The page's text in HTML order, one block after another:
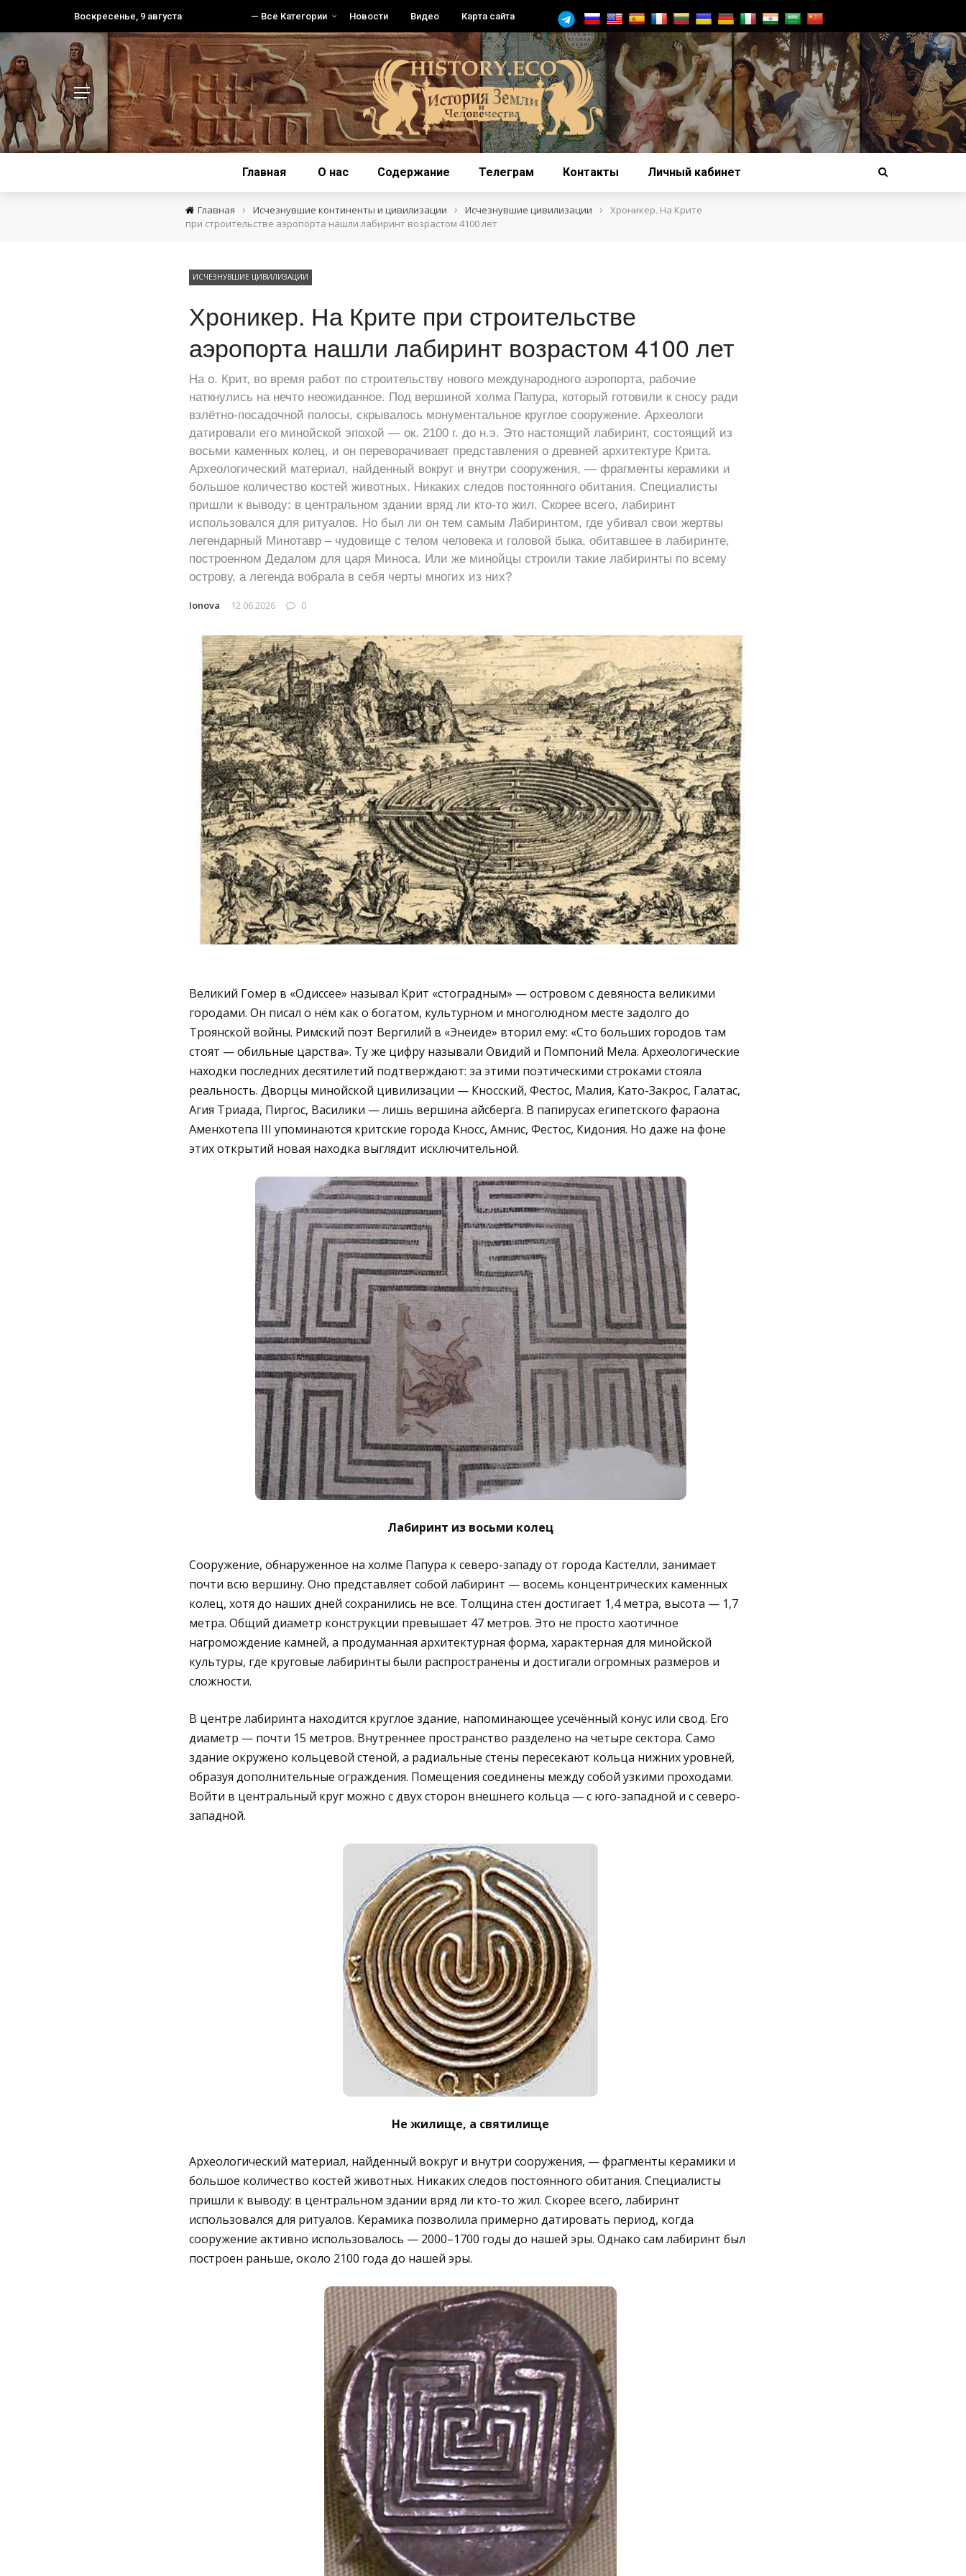
Воскресенье, 9 августа — Все Категории Новости Видео Карта сайта
Главная О нас Содержание Телеграм Контакты Личный кабинет
Главная › Исчезнувшие континенты и цивилизации › Исчезнувшие цивилизации ›
Хроникер. На Крите
при строительстве аэропорта нашли лабиринт возрастом 4100 лет
ИСЧЕЗНУВШИЕ ЦИВИЛИЗАЦИИ
Хроникер. На Крите при строительстве
аэропорта нашли лабиринт возрастом 4100 лет
На о. Крит, во время работ по строительству нового международного аэропорта, рабочие
наткнулись на нечто неожиданное. Под вершиной холма Папура, который готовили к сносу ради
взлётно-посадочной полосы, скрывалось монументальное круглое сооружение. Археологи
датировали его минойской эпохой — ок. 2100 г. до н.э. Это настоящий лабиринт, состоящий из
восьми каменных колец, и он переворачивает представления о древней архитектуре Крита.
Археологический материал, найденный вокруг и внутри сооружения, — фрагменты керамики и
большое количество костей животных. Никаких следов постоянного обитания. Специалисты
пришли к выводу: в центральном здании вряд ли кто-то жил. Скорее всего, лабиринт
использовался для ритуалов. Но был ли он тем самым Лабиринтом, где убивал свои жертвы
легендарный Минотавр – чудовище с телом человека и головой быка, обитавшее в лабиринте,
построенном Дедалом для царя Миноса. Или же минойцы строили такие лабиринты по всему
острову, а легенда вобрала в себя черты многих из них?
Ionova 12.06.2026 0
Великий Гомер в «Одиссее» называл Крит «стоградным» — островом с девяноста великими
городами. Он писал о нём как о богатом, культурном и многолюдном месте задолго до
Троянской войны. Римский поэт Вергилий в «Энеиде» вторил ему: «Сто больших городов там
стоят — обильные царства». Ту же цифру называли Овидий и Помпоний Мела. Археологические
находки последних десятилетий подтверждают: за этими поэтическими строками стояла
реальность. Дворцы минойской цивилизации — Кносский, Фестос, Малия, Като-Закрос, Галатас,
Агия Триада, Пиргос, Василики — лишь вершина айсберга. В папирусах египетского фараона
Аменхотепа III упоминаются критские города Кносс, Амнис, Фестос, Кидония. Но даже на фоне
этих открытий новая находка выглядит исключительной.
Лабиринт из восьми колец
Сооружение, обнаруженное на холме Папура к северо-западу от города Кастелли, занимает
почти всю вершину. Оно представляет собой лабиринт — восемь концентрических каменных
колец, хотя до наших дней сохранились не все. Толщина стен достигает 1,4 метра, высота — 1,7
метра. Общий диаметр конструкции превышает 47 метров. Это не просто хаотичное
нагромождение камней, а продуманная архитектурная форма, характерная для минойской
культуры, где круговые лабиринты были распространены и достигали огромных размеров и
сложности.
В центре лабиринта находится круглое здание, напоминающее усечённый конус или свод. Его
диаметр — почти 15 метров. Внутреннее пространство разделено на четыре сектора. Само
здание окружено кольцевой стеной, а радиальные стены пересекают кольца нижних уровней,
образуя дополнительные ограждения. Помещения соединены между собой узкими проходами.
Войти в центральный круг можно с двух сторон внешнего кольца — с юго-западной и с северо-
западной.
Не жилище, а святилище
Археологический материал, найденный вокруг и внутри сооружения, — фрагменты керамики и
большое количество костей животных. Никаких следов постоянного обитания. Специалисты
пришли к выводу: в центральном здании вряд ли кто-то жил. Скорее всего, лабиринт
использовался для ритуалов. Керамика позволила примерно датировать период, когда
сооружение активно использовалось — 2000–1700 годы до нашей эры. Однако сам лабиринт был
построен раньше, около 2100 года до нашей эры.